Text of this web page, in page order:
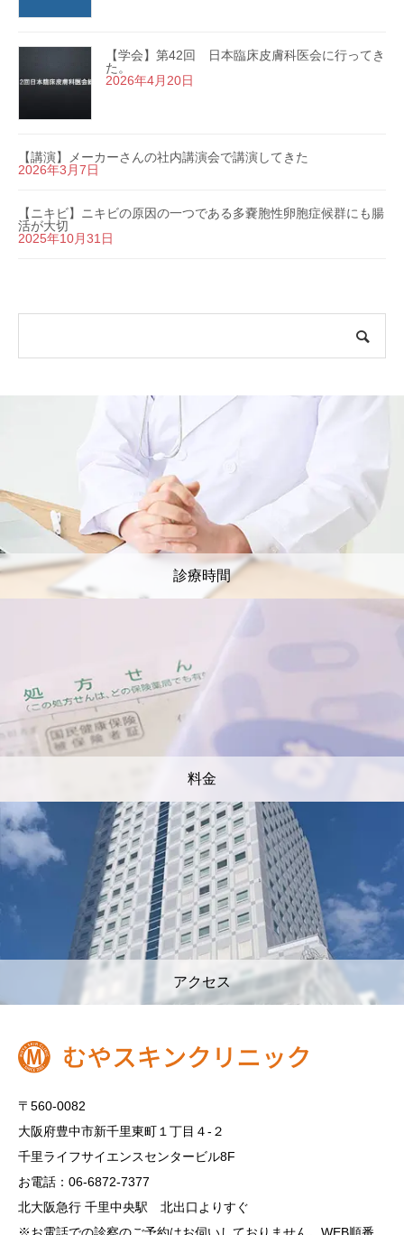
【学会】第42回 日本臨床皮膚科医会に行ってき
た。
2026年4月20日
【講演】メーカーさんの社内講演会で講演してきた
2026年3月7日
【ニキビ】ニキビの原因の一つである多嚢胞性卵胞症候群にも腸
活が大切
2025年10月31日
診療時間
料金
アクセス
〒560-0082
大阪府豊中市新千里東町１丁目４‐２
千里ライフサイエンスセンタービル8F
お電話：06-6872-7377
北大阪急行 千里中央駅 北出口よりすぐ